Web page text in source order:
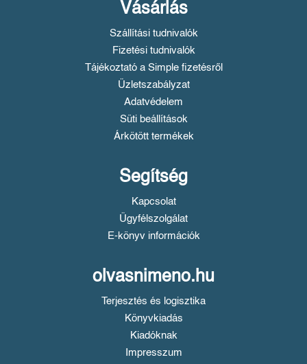
Vásárlás
Szállítási tudnivalók
Fizetési tudnivalók
Tájékoztató a Simple fizetésről
Üzletszabályzat
Adatvédelem
Süti beállítások
Árkötött termékek
Segítség
Kapcsolat
Ügyfélszolgálat
E-könyv információk
olvasnimeno.hu
Terjesztés és logisztika
Könyvkiadás
Kiadóknak
Impresszum